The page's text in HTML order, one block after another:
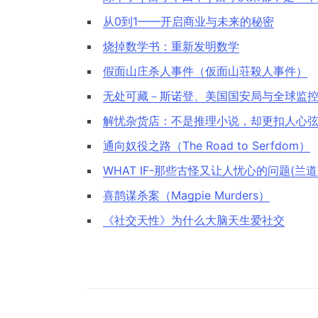
从0到1——开启商业与未来的秘密
烧掉数学书：重新发明数学
假面山庄杀人事件（仮面山荘殺人事件）
无处可藏－斯诺登、美国国安局与全球监控
解忧杂货店：不是推理小说，却更扣人心弦
通向奴役之路（The Road to Serfdom）
WHAT IF-那些古怪又让人忧心的问题(兰道
喜鹊谋杀案（Magpie Murders）
《社交天性》为什么大脑天生爱社交